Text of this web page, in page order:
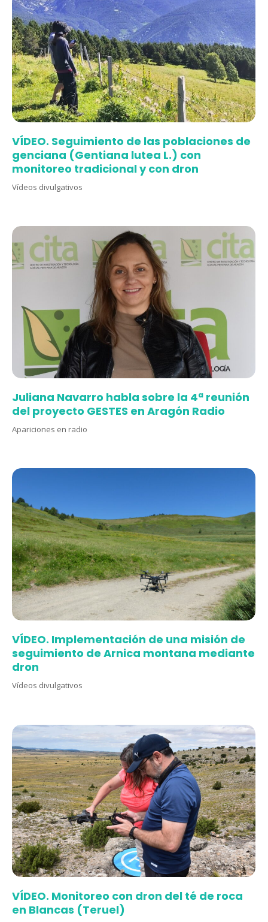
VÍDEO. Seguimiento de las poblaciones de
genciana (Gentiana lutea L.) con
monitoreo tradicional y con dron
Vídeos divulgativos
Juliana Navarro habla sobre la 4ª reunión
del proyecto GESTES en Aragón Radio
Apariciones en radio
VÍDEO. Implementación de una misión de
seguimiento de Arnica montana mediante
dron
Vídeos divulgativos
VÍDEO. Monitoreo con dron del té de roca
en Blancas (Teruel)